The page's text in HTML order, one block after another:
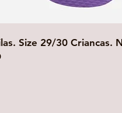
Size 29/30 Criancas.